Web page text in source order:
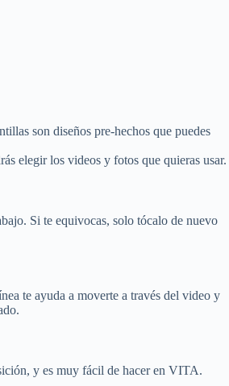
son diseños pre-hechos que puedes
elegir los videos y fotos que quieras usar.
Si te equivocas, solo tócalo de nuevo
te ayuda a moverte a través del video y
y es muy fácil de hacer en VITA.